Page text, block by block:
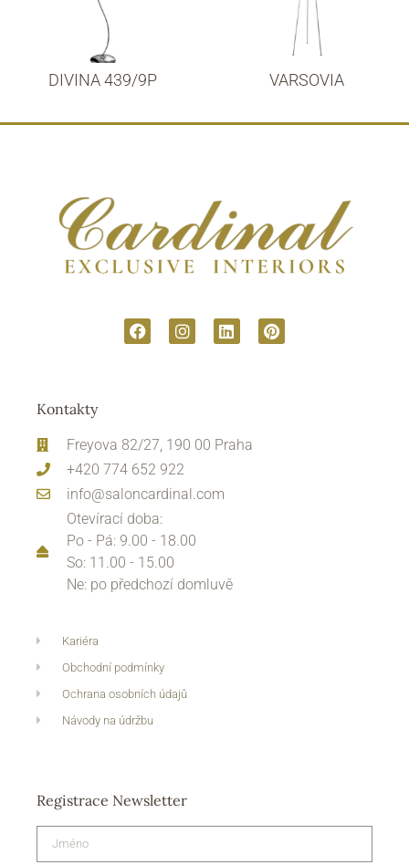
DIVINA 439/9P VARSOVIA
Kontakty
Freyova 82/27, 190 00 Praha
+420 774 652 922
info@saloncardinal.com
Otevírací doba:
Po - Pá: 9.00 - 18.00
So: 11.00 - 15.00
Ne: po předchozí domluvě
Kariéra
Obchodní podmínky
Ochrana osobních údajů
Návody na údržbu
Registrace Newsletter